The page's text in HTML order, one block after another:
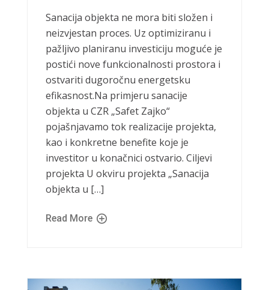
Sanacija objekta ne mora biti složen i
neizvjestan proces. Uz optimiziranu i
pažljivo planiranu investiciju moguće je
postići nove funkcionalnosti prostora i
ostvariti dugoročnu energetsku
efikasnost.Na primjeru sanacije
objekta u CZR „Safet Zajko“
pojašnjavamo tok realizacije projekta,
kao i konkretne benefite koje je
investitor u konačnici ostvario. Ciljevi
projekta U okviru projekta „Sanacija
objekta u […]
Read More